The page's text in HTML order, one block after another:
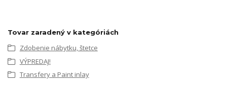
Tovar zaradený v kategóriách
Zdobenie nábytku, štetce
VÝPREDAJ!
Transfery a Paint inlay